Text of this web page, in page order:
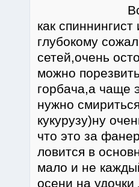
Всё
как
глубокому
сетей,очень
можно
горбача,а чаще
нужно
кукурузу)ну
что это за
ловится в
мало и не
осени на